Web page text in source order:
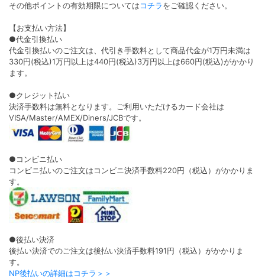
その他ポイントの有効期限についてはコチラをご確認ください。
【お支払い方法】
●代金引換払い
代金引換払いのご注文は、代引き手数料として商品代金が1万円未満は
330円(税込)1万円以上は440円(税込)3万円以上は660円(税込)がかかり
ます。
●クレジット払い
決済手数料は無料となります。ご利用いただけるカード会社は
VISA/Master/AMEX/Diners/JCBです。
●コンビニ払い
コンビニ払いのご注文はコンビニ決済手数料220円（税込）がかかりま
す。
●後払い決済
後払い決済でのご注文は後払い決済手数料191円（税込）がかかりま
す。
NP後払いの詳細はコチラ＞＞